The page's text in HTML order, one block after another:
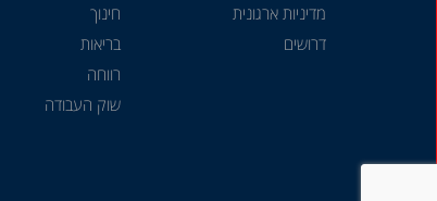
מדיניות ארגונית
דרושים
חינוך
בריאות
רווחה
שוק העבודה